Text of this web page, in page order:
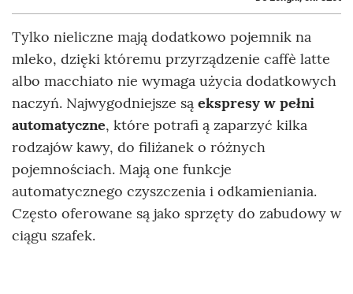
Tylko nieliczne mają dodatkowo pojemnik na
mleko, dzięki któremu przyrządzenie caffè latte
albo macchiato nie wymaga użycia dodatkowych
naczyń. Najwygodniejsze są ekspresy w pełni
automatyczne, które potrafi ą zaparzyć kilka
rodzajów kawy, do filiżanek o różnych
pojemnościach. Mają one funkcje
automatycznego czyszczenia i odkamieniania.
Często oferowane są jako sprzęty do zabudowy w
ciągu szafek.